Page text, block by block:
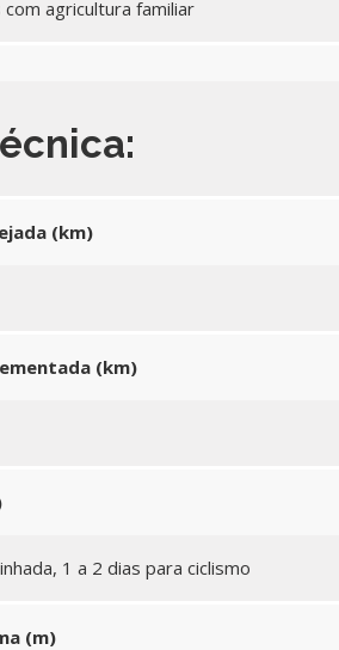
agricultura familiar
(km)
(km)
1 a 2 dias para ciclismo
(m)